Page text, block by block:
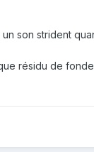
son strident
résidu de